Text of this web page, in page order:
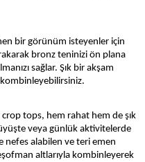
bir görünüm isteyenler için
bronz teninizi ön plana
sağlar. Şık bir akşam
crop tops, hem rahat hem de şık
veya günlük aktivitelerde
nefes alabilen ve teri emen
altlarıyla kombinleyerek